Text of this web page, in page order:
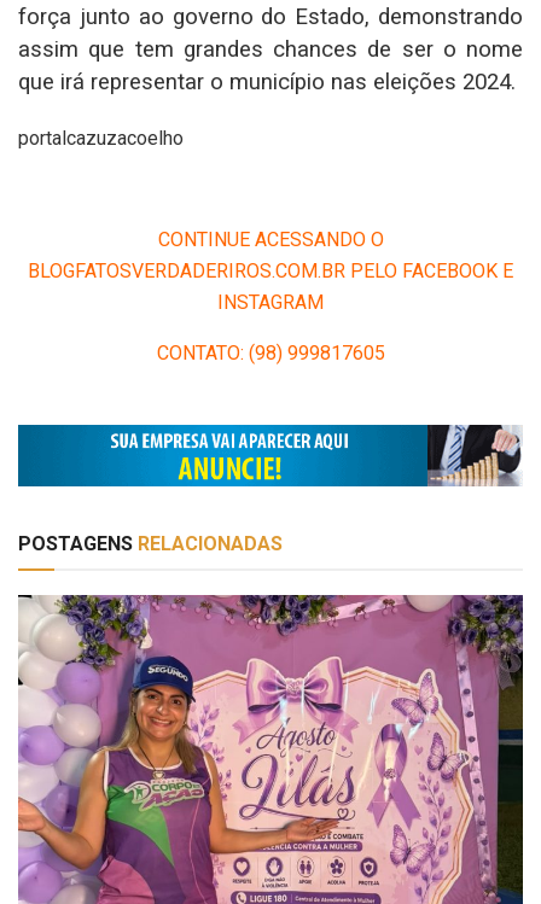
força junto ao governo do Estado, demonstrando
assim que tem grandes chances de ser o nome
que irá representar o município nas eleições 2024.
portalcazuzacoelho
CONTINUE ACESSANDO O
BLOGFATOSVERDADERIROS.COM.BR PELO FACEBOOK E
INSTAGRAM
CONTATO: (98) 999817605
POSTAGENS RELACIONADAS